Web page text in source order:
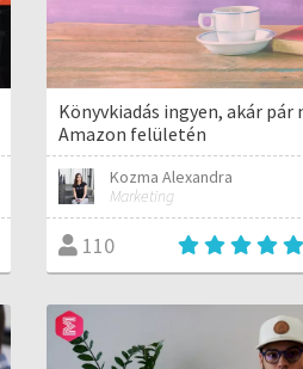
Könyvkiadás ingyen, akár pár
Amazon felületén
Kozma Alexandra
Marketing
110